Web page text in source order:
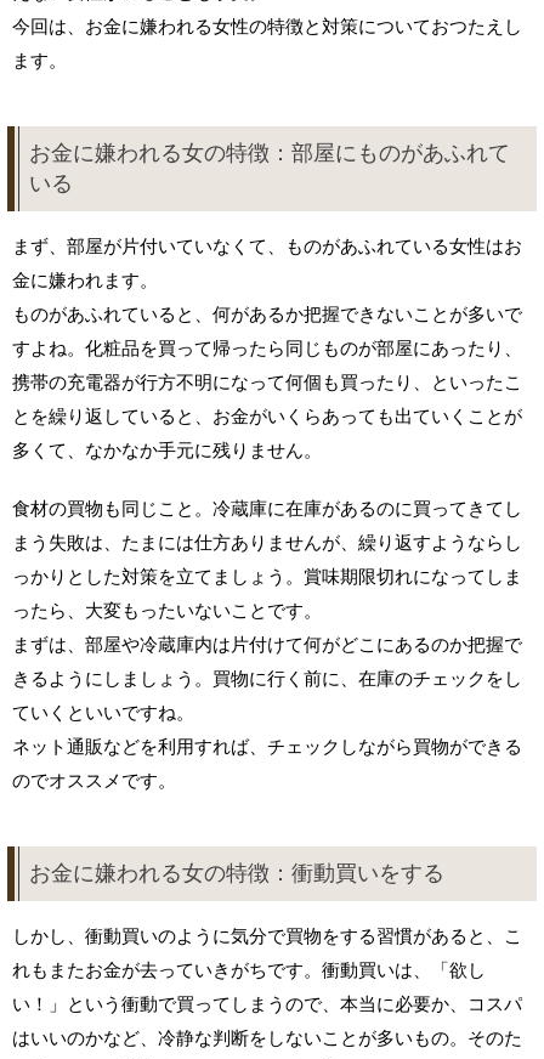
今回は、お金に嫌われる女性の特徴と対策についておつたえし
ます。
お金に嫌われる女の特徴：部屋にものがあふれて
いる
まず、部屋が片付いていなくて、ものがあふれている女性はお
金に嫌われます。
ものがあふれていると、何があるか把握できないことが多いで
すよね。化粧品を買って帰ったら同じものが部屋にあったり、
携帯の充電器が行方不明になって何個も買ったり、といったこ
とを繰り返していると、お金がいくらあっても出ていくことが
多くて、なかなか手元に残りません。
食材の買物も同じこと。冷蔵庫に在庫があるのに買ってきてし
まう失敗は、たまには仕方ありませんが、繰り返すようならし
っかりとした対策を立てましょう。賞味期限切れになってしま
ったら、大変もったいないことです。
まずは、部屋や冷蔵庫内は片付けて何がどこにあるのか把握で
きるようにしましょう。買物に行く前に、在庫のチェックをし
ていくといいですね。
ネット通販などを利用すれば、チェックしながら買物ができる
のでオススメです。
お金に嫌われる女の特徴：衝動買いをする
しかし、衝動買いのように気分で買物をする習慣があると、こ
れもまたお金が去っていきがちです。衝動買いは、「欲し
い！」という衝動で買ってしまうので、本当に必要か、コスパ
はいいのかなど、冷静な判断をしないことが多いもの。そのた